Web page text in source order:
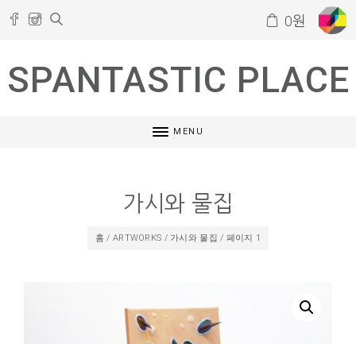
0원
SPANTASTIC PLACE
MENU
가시와 물집
홈 /ARTWORKS / 가시와 물집 / 페이지 1